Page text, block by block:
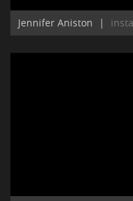
Jennifer Aniston |